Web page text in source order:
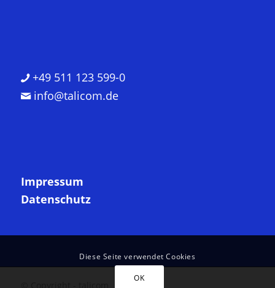
+49 511 123 599-0
info@talicom.de
Impressum
Datenschutz
Diese Seite verwendet Cookies
OK